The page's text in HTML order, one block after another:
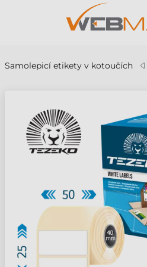
Samolepicí etikety v kotoučích